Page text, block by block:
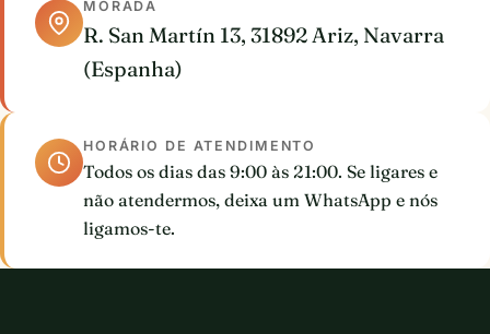
MORADA
R. San Martín 13, 31892 Ariz, Navarra
(Espanha)
HORÁRIO DE ATENDIMENTO
Todos os dias das 9:00 às 21:00. Se ligares e
não atendermos, deixa um WhatsApp e nós
ligamos-te.